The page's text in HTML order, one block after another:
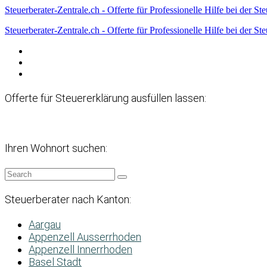
Steuerberater-Zentrale.ch - Offerte für Professionelle Hilfe bei der
Steuerberater-Zentrale.ch - Offerte für Professionelle Hilfe bei der
Offerte für Steuererklärung ausfüllen lassen:
Ihren Wohnort suchen:
Steuerberater nach Kanton:
Aargau
Appenzell Ausserrhoden
Appenzell Innerrhoden
Basel Stadt